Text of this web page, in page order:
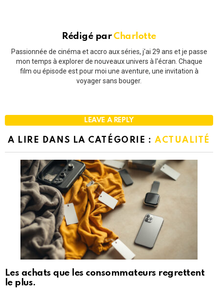
Rédigé par Charlotte
Passionnée de cinéma et accro aux séries, j'ai 29 ans et je passe
mon temps à explorer de nouveaux univers à l'écran. Chaque
film ou épisode est pour moi une aventure, une invitation à
voyager sans bouger.
LEAVE A REPLY
A LIRE DANS LA CATÉGORIE : ACTUALITÉ
Les achats que les consommateurs regrettent
le plus.